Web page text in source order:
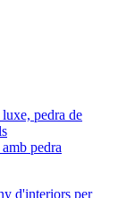
pedra